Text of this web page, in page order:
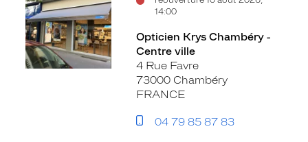
14:00
la
fiche
Opticien Krys Chambéry -
Centre ville
4 Rue Favre
73000 Chambéry
FRANCE
04 79 85 87 83
la
fiche